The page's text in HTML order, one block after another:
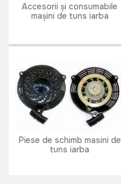
Accesorii și consumabile
mașini de tuns iarba
Piese de schimb masini de
tuns iarba